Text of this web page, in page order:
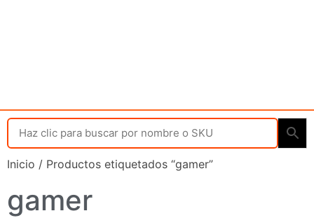
Inicio / Productos etiquetados “gamer”
gamer